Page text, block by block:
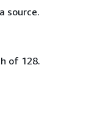
source.
of 128.